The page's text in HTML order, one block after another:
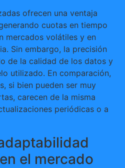
ofrecen una ventaja
cuotas en tiempo
mercados volátiles y en
Sin embargo, la precisión
de la calidad de los datos y
utilizado. En comparación,
si bien pueden ser muy
carecen de la misma
periódicas o a
el mercado